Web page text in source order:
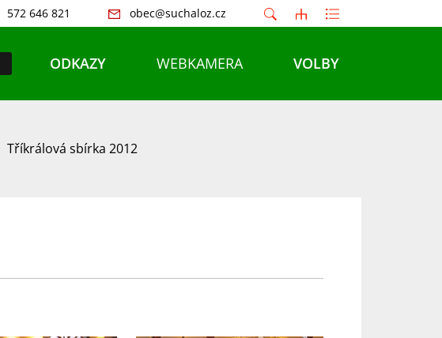
572 646 821 obec@suchaloz.cz
ODKAZY WEBKAMERA VOLBY
Tříkrálová sbírka 2012